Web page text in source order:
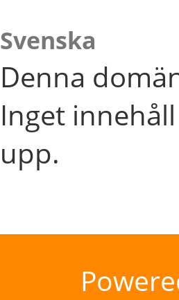
Svenska
Denna
Inget
upp.